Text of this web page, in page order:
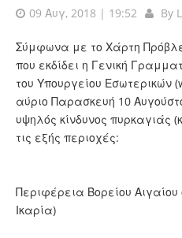
09 Αυγ, 2018 | 19:52 By
Σύμφωνα με το Χάρτη
που εκδίδει η Γενική
του Υπουργείου Εσωτερικών (
αύριο Παρασκευή 10
υψηλός κίνδυνος πυρκαγιάς
τις εξής περιοχές:
Περιφέρεια Βορείου
Ικαρία)